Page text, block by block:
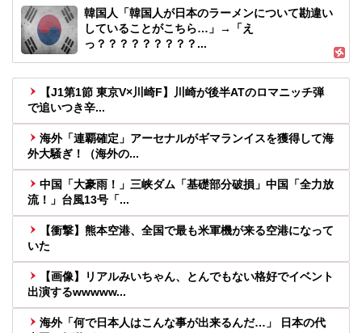
韓国人「韓国人が日本のラーメンについて勘違い
していることがこちら…」→「え
っ？？？？？？？？？...
【J1第1節 東京V×川崎F】川崎が後半ATのロマニッチ弾
で追いつき辛...
海外「連覇確定」アーセナルがギマランイスを獲得して海
外大騒ぎ！（海外の...
中国「大豪雨！」三峡ダム「基礎部分破損」中国「全力放
流！」台風13号「...
【衝撃】熊本空港、全国で最も米軍機が来る空港になって
いた
【画像】リアルみいちゃん、とんでもない格好でイベント
出演するwwwww...
海外「何で日本人はこんな事が出来るんだ…」 日本の代